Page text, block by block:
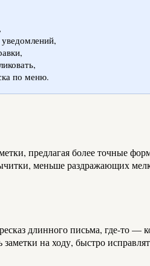
по меню.
предлагая более точные
меньше раздражающих
длинного письма, где-то —
на ходу, быстро